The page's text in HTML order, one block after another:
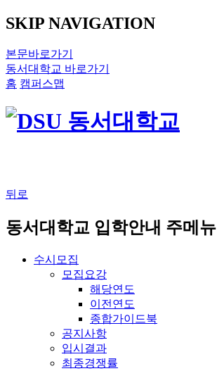
SKIP NAVIGATION
본문바로가기
동서대학교 바로가기
홈 캠퍼스맵
뒤로
동서대학교 입학안내 주메뉴
수시모집
모집요강
해당연도
이전연도
종합가이드북
공지사항
입시결과
최종경쟁률